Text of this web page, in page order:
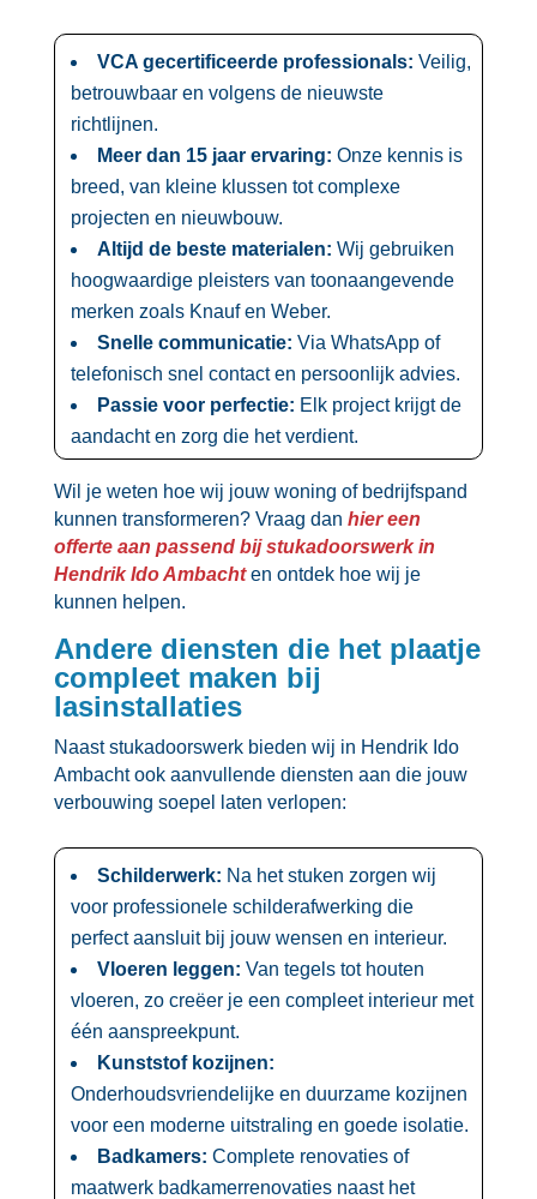
VCA gecertificeerde professionals: Veilig,
betrouwbaar en volgens de nieuwste
richtlijnen.​
Meer dan 15 jaar ervaring: Onze kennis is
breed, van kleine klussen tot complexe
projecten en nieuwbouw.​
Altijd de beste materialen: Wij gebruiken
hoogwaardige pleisters van toonaangevende
merken zoals Knauf en Weber.​
Snelle communicatie: Via WhatsApp of
telefonisch snel contact en persoonlijk advies.​
Passie voor perfectie: Elk project krijgt de
aandacht en zorg die het verdient.​
Wil je weten hoe wij jouw woning of bedrijfspand
kunnen transformeren? Vraag dan hier een
offerte aan passend bij stukadoorswerk in
Hendrik Ido Ambachten ontdek hoe wij je
kunnen helpen.​
Andere diensten die het plaatje
compleet maken bij
lasinstallaties
Naast stukadoorswerk bieden wij in Hendrik Ido
Ambacht ook aanvullende diensten aan die jouw
verbouwing soepel laten verlopen:
Schilderwerk: Na het stuken zorgen wij
voor professionele schilderafwerking die
perfect aansluit bij jouw wensen en interieur.​
Vloeren leggen: Van tegels tot houten
vloeren, zo creëer je een compleet interieur met
één aanspreekpunt.​
Kunststof kozijnen:
Onderhoudsvriendelijke en duurzame kozijnen
voor een moderne uitstraling en goede isolatie.​
Badkamers: Complete renovaties of
maatwerk badkamerrenovaties naast het